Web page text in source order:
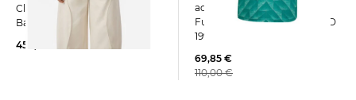
Closed | Damen Jacke aus
Baumwolle
450,00 €
adidas Performance |
Fußballtrikot DEUTSCHLAND
1990 AUSWÄRTS
69,85 €
110,00 €